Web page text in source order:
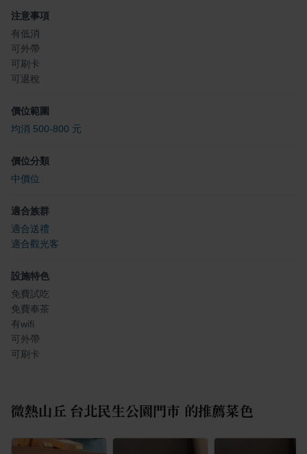
注意事項
有低消
可外帶
可刷卡
可退稅
價位範圍
均消 500-800 元
價位分類
中價位
適合族群
適合送禮
適合觀光客
設施特色
免費試吃
免費奉茶
有wifi
可外帶
可刷卡
微熱山丘 台北民生公園門市 的推薦菜色